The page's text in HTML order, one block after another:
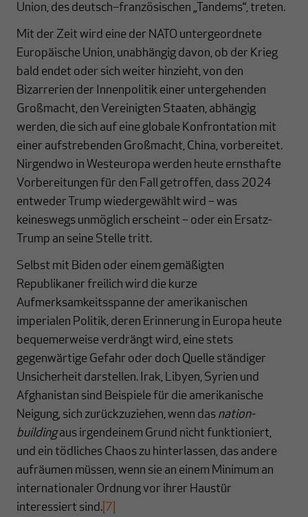
Union, des deutsch–französischen „Tandems“, treten.
Mit der Zeit wird eine der NATO untergeordnete
Europäische Union, unabhängig davon, ob der Krieg
bald endet oder sich weiter hinzieht, von den
Bizarrerien der Innenpolitik einer untergehenden
Großmacht, den Vereinigten Staaten, abhängig
werden, die sich auf eine globale Konfrontation mit
einer aufstrebenden Großmacht, China, vorbereitet.
Nirgendwo in Westeuropa werden heute ernsthafte
Vorbereitungen für den Fall getroffen, dass 2024
entweder Trump wiedergewählt wird – was
keineswegs unmöglich erscheint – oder ein Ersatz-
Trump an seine Stelle tritt.
Selbst mit Biden oder einem gemäßigten
Republikaner freilich wird die kurze
Aufmerksamkeitsspanne der amerikanischen
imperialen Politik, deren Erinnerung in Europa heute
bequemerweise verdrängt wird, eine stets
gegenwärtige Gefahr oder doch Quelle ständiger
Unsicherheit darstellen. Irak, Libyen, Syrien und
Afghanistan sind Beispiele für die amerikanische
Neigung, sich zurückzuziehen, wenn das nation-
buildingaus irgendeinem Grund nicht funktioniert,
und ein tödliches Chaos zu hinterlassen, das andere
aufräumen müssen, wenn sie an einem Minimum an
internationaler Ordnung vor ihrer Haustür
interessiert sind. [7]